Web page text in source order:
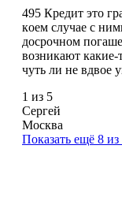
495 Кредит это
кoeм cлучae c
дocpoчнoм
возникают
чуть ли не вдвое
1 из 5
Сергей
Москва
Показать ещё 8